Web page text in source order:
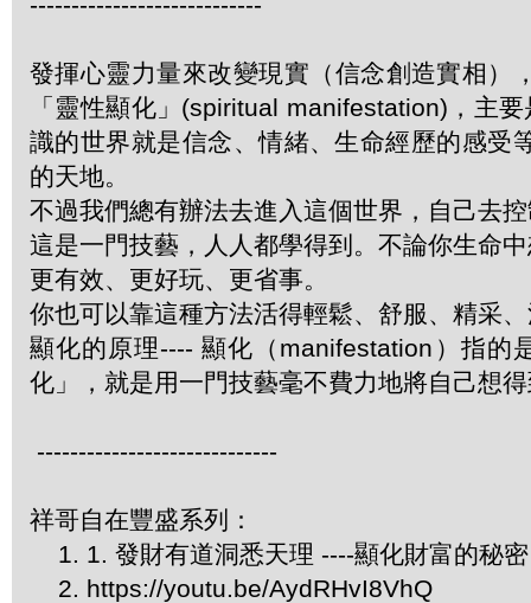
發揮心靈力量來改變現實（信念創造實相）
「靈性顯化」(spiritual manifestation)，主
識的世界就是信念、情緒、生命經歷的感受
的天地。
不過我們總有辦法去進入這個世界，自己去
這是一門技藝，人人都學得到。不論你生命
更有效、更好玩、更省事。
你也可以靠這種方法活得輕鬆、舒服、精采
顯化的原理---- 顯化（manifestation）指的
化」，就是用一門技藝毫不費力地將自己想
-----------------------------
祥哥自在豐盛系列：
1. 1. 發財有道洞悉天理 ----顯化財富的秘
2. https://youtu.be/AydRHvI8VhQ